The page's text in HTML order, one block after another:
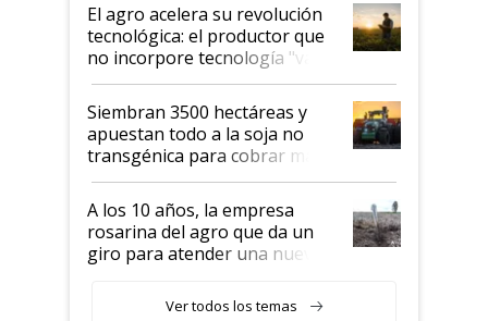
El agro acelera su revolución
tecnológica: el productor que
no incorpore tecnología "va a
perder el tren"
Siembran 3500 hectáreas y
apuestan todo a la soja no
transgénica para cobrar más
por tonelada: compraron un
semillero
A los 10 años, la empresa
rosarina del agro que da un
giro para atender una nueva
Ver todos los temas